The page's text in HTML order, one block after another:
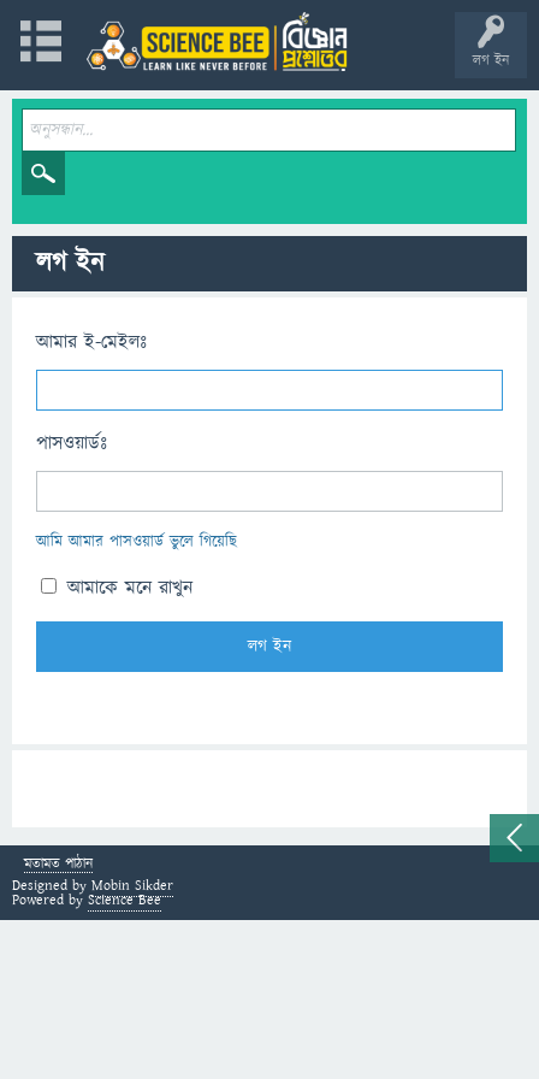
লগ ইন
লগ ইন
আমার ই-মেইলঃ
পাসওয়ার্ডঃ
আমি আমার পাসওয়ার্ড ভুলে গিয়েছি
আমাকে মনে রাখুন
মতামত পাঠান
Designed by Mobin Sikder
Powered by Science Bee